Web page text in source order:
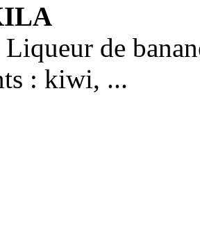
de
: kiwi, ...